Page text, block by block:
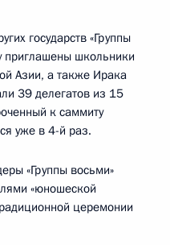
государств «Группы
приглашены школьники
Азии, а также Ирака
39 делегатов из 15
к саммиту
уже в 4-й раз.
«Группы восьми»
«юношеской
церемонии